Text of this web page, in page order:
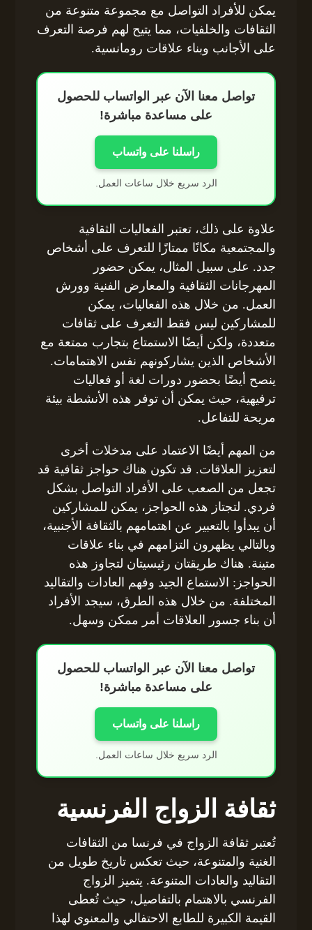
يمكن للأفراد التواصل مع مجموعة متنوعة من
الثقافات والخلفيات، مما يتيح لهم فرصة التعرف
على الأجانب وبناء علاقات رومانسية.
تواصل معنا الآن عبر الواتساب للحصول
على مساعدة مباشرة!
راسلنا على واتساب
الرد سريع خلال ساعات العمل.
علاوة على ذلك، تعتبر الفعاليات الثقافية
والمجتمعية مكانًا ممتازًا للتعرف على أشخاص
جدد. على سبيل المثال، يمكن حضور
المهرجانات الثقافية والمعارض الفنية وورش
العمل. من خلال هذه الفعاليات، يمكن
للمشاركين ليس فقط التعرف على ثقافات
متعددة، ولكن أيضًا الاستمتاع بتجارب ممتعة مع
الأشخاص الذين يشاركونهم نفس الاهتمامات.
ينصح أيضًا بحضور دورات لغة أو فعاليات
ترفيهية، حيث يمكن أن توفر هذه الأنشطة بيئة
مريحة للتفاعل.
من المهم أيضًا الاعتماد على مدخلات أخرى
لتعزيز العلاقات. قد تكون هناك حواجز ثقافية قد
تجعل من الصعب على الأفراد التواصل بشكل
فردي. لتجتاز هذه الحواجز، يمكن للمشاركين
أن يبدأوا بالتعبير عن اهتمامهم بالثقافة الأجنبية،
وبالتالي يظهرون التزامهم في بناء علاقات
متينة. هناك طريقتان رئيسيتان لتجاوز هذه
الحواجز: الاستماع الجيد وفهم العادات والتقاليد
المختلفة. من خلال هذه الطرق، سيجد الأفراد
أن بناء جسور العلاقات أمر ممكن وسهل.
تواصل معنا الآن عبر الواتساب للحصول
على مساعدة مباشرة!
راسلنا على واتساب
الرد سريع خلال ساعات العمل.
ثقافة الزواج الفرنسية
تُعتبر ثقافة الزواج في فرنسا من الثقافات
الغنية والمتنوعة، حيث تعكس تاريخ طويل من
التقاليد والعادات المتنوعة. يتميز الزواج
الفرنسي بالاهتمام بالتفاصيل، حيث تُعطى
القيمة الكبيرة للطابع الاحتفالي والمعنوي لهذا